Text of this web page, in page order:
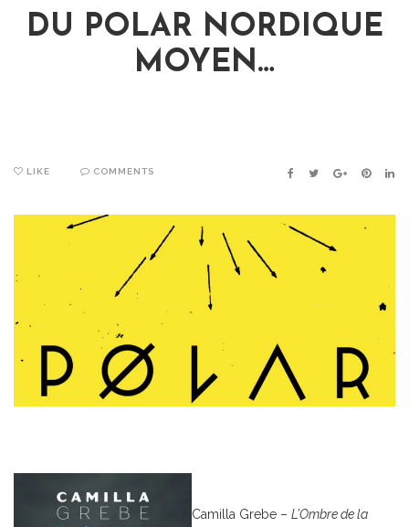
DU POLAR NORDIQUE
MOYEN…
LIKE COMMENTS FACEBOOK
TWITTER
GOOGLE+
Camilla Grebe – L’Ombre de la